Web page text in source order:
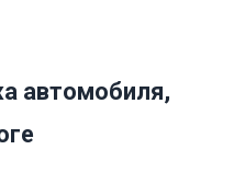
автомобиля,